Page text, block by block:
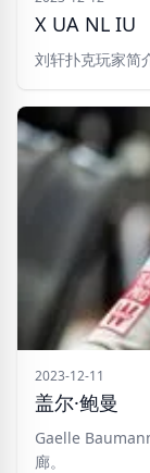
X UA NL IU
刘轩扑克玩家简
2023-12-11
盖尔·鲍曼
Gaelle
廊。